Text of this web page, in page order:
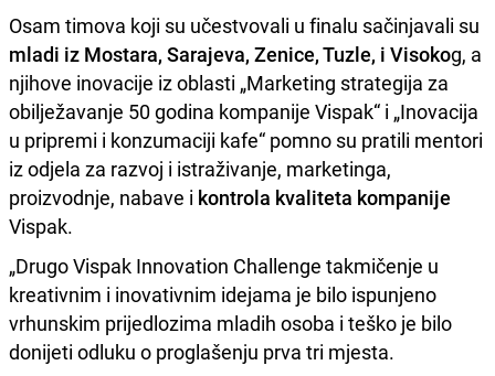
Osam timova koji su učestvovali u finalu sačinjavali su
mladi iz Mostara, Sarajeva, Zenice, Tuzle, i Visokog, a
njihove inovacije iz oblasti „Marketing strategija za
obilježavanje 50 godina kompanije Vispak“ i „Inovacija
u pripremi i konzumaciji kafe“ pomno su pratili mentori
iz odjela za razvoj i istraživanje, marketinga,
proizvodnje, nabave i kontrola kvaliteta kompanije
Vispak.
„Drugo Vispak Innovation Challenge takmičenje u
kreativnim i inovativnim idejama je bilo ispunjeno
vrhunskim prijedlozima mladih osoba i teško je bilo
donijeti odluku o proglašenju prva tri mjesta.